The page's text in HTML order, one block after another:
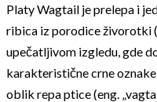
Platy Wagtail je prelepa i
ribica iz porodice živorotki
upečatljivom izgledu, gde
karakteristične crne
oblik repa ptice (eng.